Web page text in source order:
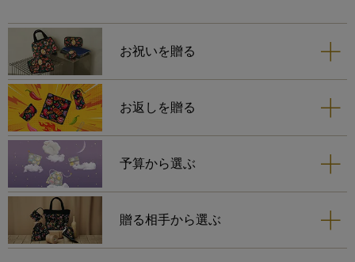
お祝いを贈る
お返しを贈る
予算から選ぶ
贈る相手から選ぶ